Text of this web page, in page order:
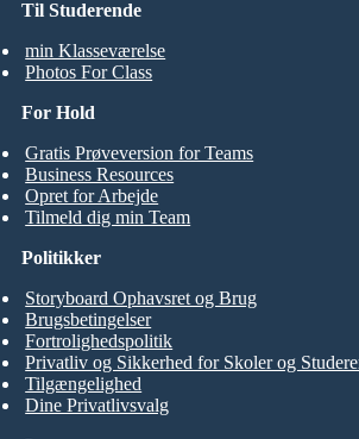
Til Studerende
min Klasseværelse
Photos For Class
For Hold
Gratis Prøveversion for Teams
Business Resources
Opret for Arbejde
Tilmeld dig min Team
Politikker
Storyboard Ophavsret og Brug
Brugsbetingelser
Fortrolighedspolitik
Privatliv og Sikkerhed for Skoler og
Tilgængelighed
Dine Privatlivsvalg